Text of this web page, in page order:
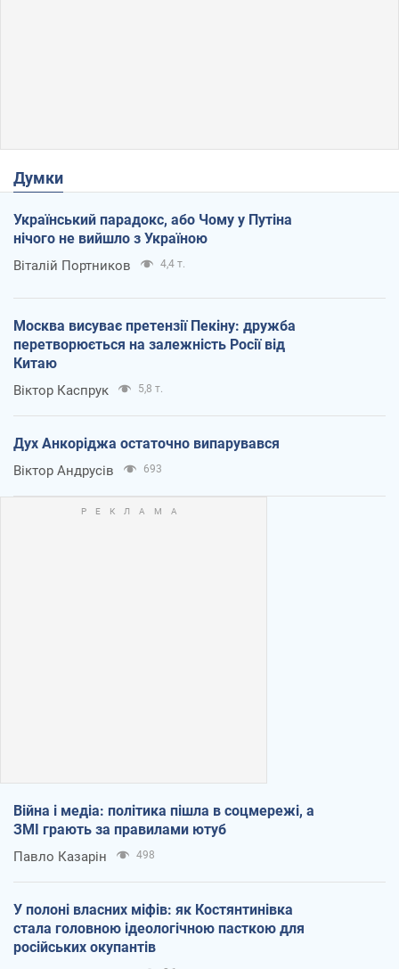
Думки
Український парадокс, або Чому у Путіна
нічого не вийшло з Україною
Віталій Портников 4,4 т.
Москва висуває претензії Пекіну: дружба
перетворюється на залежність Росії від
Китаю
Віктор Каспрук 5,8 т.
Дух Анкоріджа остаточно випарувався
Віктор Андрусів 693
Війна і медіа: політика пішла в соцмережі, а
ЗМІ грають за правилами ютуб
Павло Казарін 498
У полоні власних міфів: як Костянтинівка
стала головною ідеологічною пасткою для
російських окупантів